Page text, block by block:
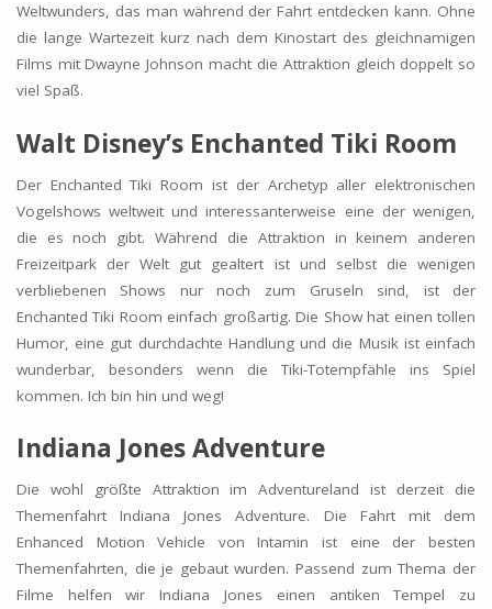
Weltwunders, das man während der Fahrt entdecken kann. Ohne
die lange Wartezeit kurz nach dem Kinostart des gleichnamigen
Films mit Dwayne Johnson macht die Attraktion gleich doppelt so
viel Spaß.
Walt Disney’s Enchanted Tiki Room
Der Enchanted Tiki Room ist der Archetyp aller elektronischen
Vogelshows weltweit und interessanterweise eine der wenigen,
die es noch gibt. Während die Attraktion in keinem anderen
Freizeitpark der Welt gut gealtert ist und selbst die wenigen
verbliebenen Shows nur noch zum Gruseln sind, ist der
Enchanted Tiki Room einfach großartig. Die Show hat einen tollen
Humor, eine gut durchdachte Handlung und die Musik ist einfach
wunderbar, besonders wenn die Tiki-Totempfähle ins Spiel
kommen. Ich bin hin und weg!
Indiana Jones Adventure
Die wohl größte Attraktion im Adventureland ist derzeit die
Themenfahrt Indiana Jones Adventure. Die Fahrt mit dem
Enhanced Motion Vehicle von Intamin ist eine der besten
Themenfahrten, die je gebaut wurden. Passend zum Thema der
Filme helfen wir Indiana Jones einen antiken Tempel zu